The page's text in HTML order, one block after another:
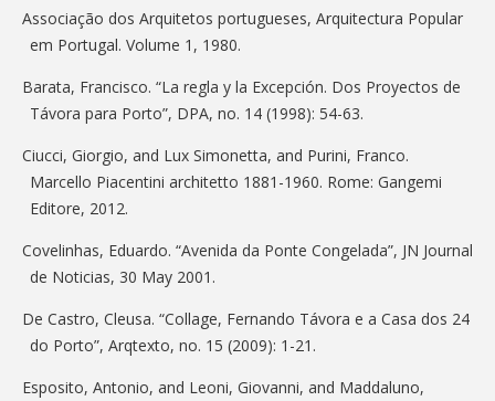
Associação dos Arquitetos portugueses, Arquitectura Popular
em Portugal. Volume 1, 1980.
Barata, Francisco. “La regla y la Excepción. Dos Proyectos de
Távora para Porto”, DPA, no. 14 (1998): 54-63.
Ciucci, Giorgio, and Lux Simonetta, and Purini, Franco.
Marcello Piacentini architetto 1881-1960. Rome: Gangemi
Editore, 2012.
Covelinhas, Eduardo. “Avenida da Ponte Congelada”, JN Journal
de Noticias, 30 May 2001.
De Castro, Cleusa. “Collage, Fernando Távora e a Casa dos 24
do Porto”, Arqtexto, no. 15 (2009): 1-21.
Esposito, Antonio, and Leoni, Giovanni, and Maddaluno,